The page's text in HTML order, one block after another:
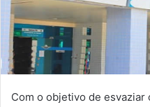
Com o objetivo de